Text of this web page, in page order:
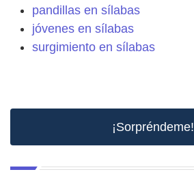
pandillas en sílabas
jóvenes en sílabas
surgimiento en sílabas
¡Sorpréndeme!